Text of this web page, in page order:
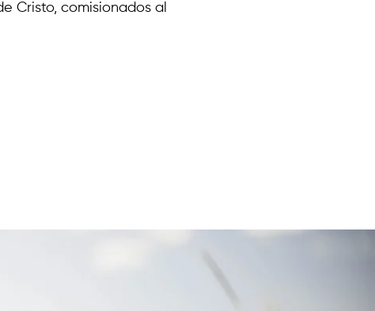
Cristo, comisionados al